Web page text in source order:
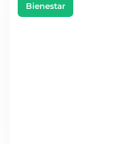
Bienestar